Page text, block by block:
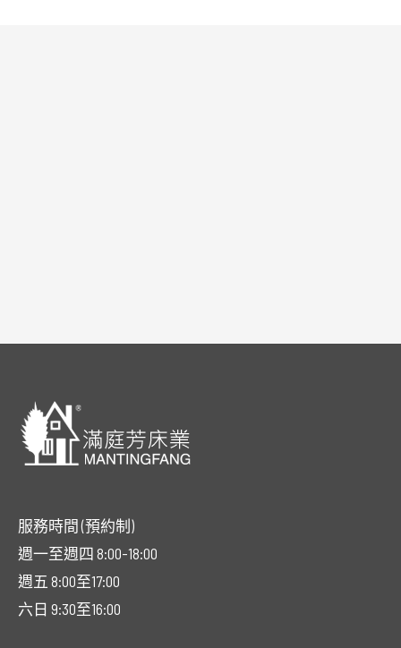
服務時間 (預約制)
週一至週四 8:00-18:00
週五 8:00至17:00
六日 9:30至16:00